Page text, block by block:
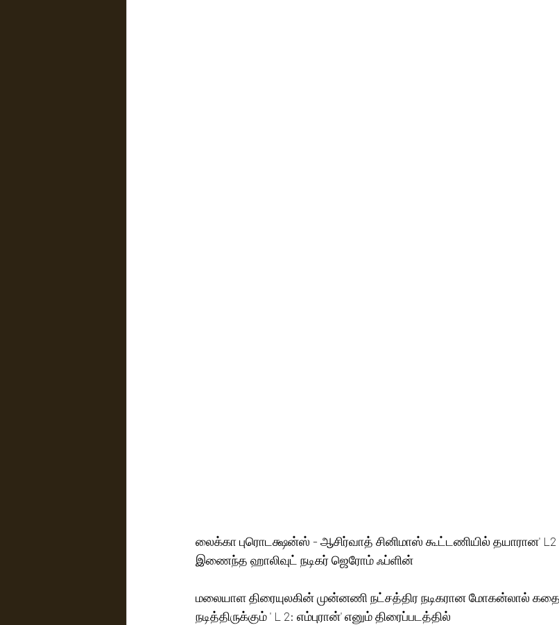
லைக்கா புரொடக்ஷன்ஸ் - ஆசிர்வாத் சினிமாஸ் கூட்டணியில் தயாரான' L2 :
இணைந்த ஹாலிவுட் நடிகர் ஜெரோம் ஃப்ளின்
மலையாள திரையுலகின் முன்னணி நட்சத்திர நடிகரான மோகன்லால்
நடித்திருக்கும் ' L 2: எம்புரான்' எனும் திரைப்படத்தில்